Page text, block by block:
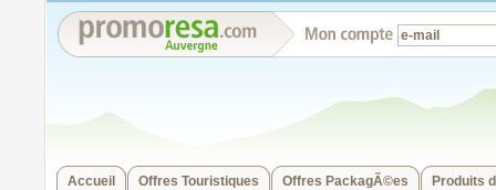
Accueil Offres Touristiques Offres PackagÃ©es Produits